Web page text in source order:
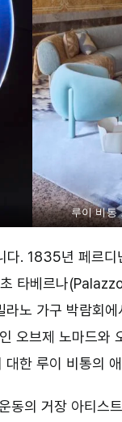
루이 비통
다. 1835년 페
타베르나
노 가구 박람회
브제 노마드와
한 루이 비통의
동의 거장 아티